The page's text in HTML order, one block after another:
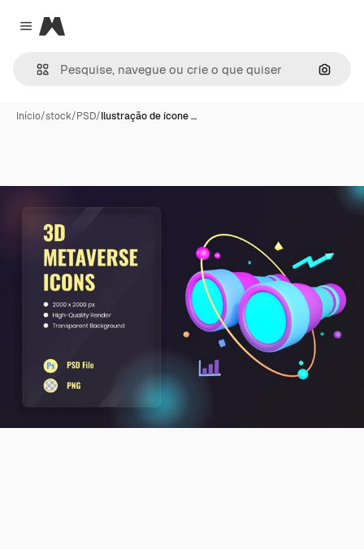
Close menu
Magnific
Início/stock/PSD/Ilustração de ícone …